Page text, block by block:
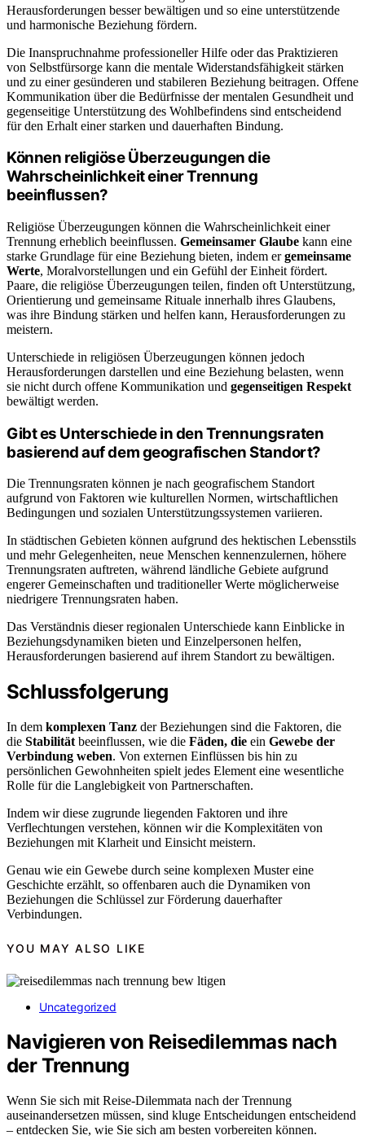
Herausforderungen besser bewältigen und so eine unterstützende
und harmonische Beziehung fördern.
Die Inanspruchnahme professioneller Hilfe oder das Praktizieren
von Selbstfürsorge kann die mentale Widerstandsfähigkeit stärken
und zu einer gesünderen und stabileren Beziehung beitragen. Offene
Kommunikation über die Bedürfnisse der mentalen Gesundheit und
gegenseitige Unterstützung des Wohlbefindens sind entscheidend
für den Erhalt einer starken und dauerhaften Bindung.
Können religiöse Überzeugungen die
Wahrscheinlichkeit einer Trennung
beeinflussen?
Religiöse Überzeugungen können die Wahrscheinlichkeit einer
Trennung erheblich beeinflussen. Gemeinsamer Glaube kann eine
starke Grundlage für eine Beziehung bieten, indem ergemeinsame
Werte, Moralvorstellungen und ein Gefühl der Einheit fördert.
Paare, die religiöse Überzeugungen teilen, finden oft Unterstützung,
Orientierung und gemeinsame Rituale innerhalb ihres Glaubens,
was ihre Bindung stärken und helfen kann, Herausforderungen zu
meistern.
Unterschiede in religiösen Überzeugungen können jedoch
Herausforderungen darstellen und eine Beziehung belasten, wenn
sie nicht durch offene Kommunikation und gegenseitigen Respekt
bewältigt werden.
Gibt es Unterschiede in den Trennungsraten
basierend auf dem geografischen Standort?
Die Trennungsraten können je nach geografischem Standort
aufgrund von Faktoren wie kulturellen Normen, wirtschaftlichen
Bedingungen und sozialen Unterstützungssystemen variieren.
In städtischen Gebieten können aufgrund des hektischen Lebensstils
und mehr Gelegenheiten, neue Menschen kennenzulernen, höhere
Trennungsraten auftreten, während ländliche Gebiete aufgrund
engerer Gemeinschaften und traditioneller Werte möglicherweise
niedrigere Trennungsraten haben.
Das Verständnis dieser regionalen Unterschiede kann Einblicke in
Beziehungsdynamiken bieten und Einzelpersonen helfen,
Herausforderungen basierend auf ihrem Standort zu bewältigen.
Schlussfolgerung
In dem komplexen Tanz der Beziehungen sind die Faktoren, die
die Stabilität beeinflussen, wie die Fäden, die ein Gewebe der
Verbindung weben. Von externen Einflüssen bis hin zu
persönlichen Gewohnheiten spielt jedes Element eine wesentliche
Rolle für die Langlebigkeit von Partnerschaften.
Indem wir diese zugrunde liegenden Faktoren und ihre
Verflechtungen verstehen, können wir die Komplexitäten von
Beziehungen mit Klarheit und Einsicht meistern.
Genau wie ein Gewebe durch seine komplexen Muster eine
Geschichte erzählt, so offenbaren auch die Dynamiken von
Beziehungen die Schlüssel zur Förderung dauerhafter
Verbindungen.
YOU MAY ALSO LIKE
Uncategorized
Navigieren von Reisedilemmas nach
der Trennung
Wenn Sie sich mit Reise-Dilemmata nach der Trennung
auseinandersetzen müssen, sind kluge Entscheidungen entscheidend
– entdecken Sie, wie Sie sich am besten vorbereiten können.